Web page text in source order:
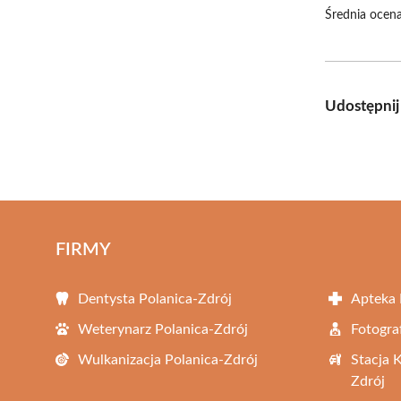
Średnia
Udostępnij
FIRMY
Dentysta Polanica-Zdrój Apteka
Weterynarz Polanica-Zdrój
Wulkanizacja Polanica-Zdrój
Stacja
Zdrój